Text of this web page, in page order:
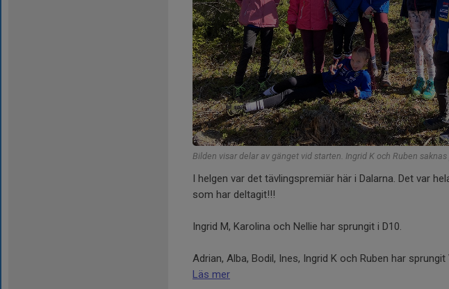
Bilden visar delar av gänget vid starten. Ingrid K och Ruben saknas
I helgen var det tävlingspremiär här i Dalarna. Det var
som har deltagit!!!
Ingrid M, Karolina och Nellie har sprungit i D10.
Adrian, Alba, Bodil, Ines, Ingrid K och Ruben har sprungit
Läs mer